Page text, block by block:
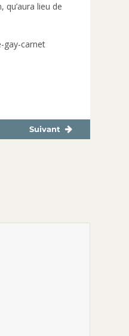
lieu de
gay-carnet
Suivant